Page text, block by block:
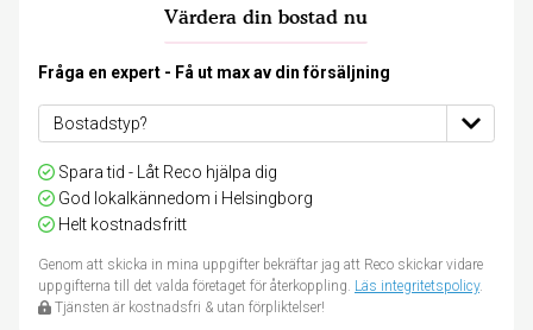
Värdera din bostad nu
Fråga en expert - Få ut max av din försäljning
Spara tid - Låt Reco hjälpa dig
God lokalkännedom i Helsingborg
Helt kostnadsfritt
Genom att skicka in mina uppgifter bekräftar jag att Reco skickar vidare
uppgifterna till det valda företaget för återkoppling. Läs integritetspolicy.
Tjänsten är kostnadsfri & utan förpliktelser!